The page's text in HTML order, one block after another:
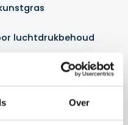
Over
luchtdrukbehoud